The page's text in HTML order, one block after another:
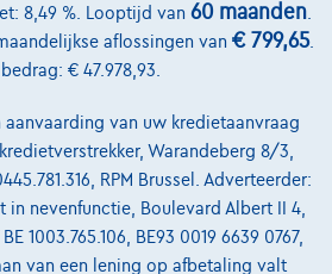
BMW Pautric Groot Bijgaarden
Bekijk wagen
8,49 %. Looptijd van 60 maanden
aflossingen van € 799,65.
€ 47.978,93.
van uw kredietaanvraag
Warandeberg 8/3,
RPM Brussel. Adverteerder:
in nevenfunctie, Boulevard Albert II 4,
1003.765.106, BE93 0019 6639 0767,
van een lening op afbetaling valt